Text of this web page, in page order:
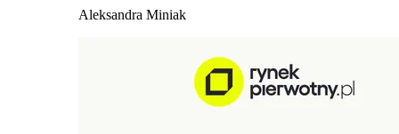
Aleksandra Miniak